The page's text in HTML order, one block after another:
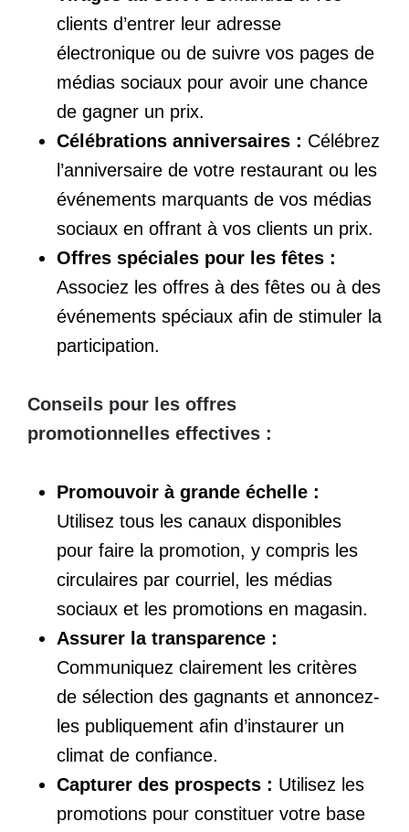
clients d’entrer leur adresse
électronique ou de suivre vos pages de
médias sociaux pour avoir une chance
de gagner un prix.
Célébrations anniversaires : Célébrez
l’anniversaire de votre restaurant ou les
événements marquants de vos médias
sociaux en offrant à vos clients un prix.
Offres spéciales pour les fêtes :
Associez les offres à des fêtes ou à des
événements spéciaux afin de stimuler la
participation.
Conseils pour les offres
promotionnelles effectives :
Promouvoir à grande échelle :
Utilisez tous les canaux disponibles
pour faire la promotion, y compris les
circulaires par courriel, les médias
sociaux et les promotions en magasin.
Assurer la transparence :
Communiquez clairement les critères
de sélection des gagnants et annoncez-
les publiquement afin d’instaurer un
climat de confiance.
Capturer des prospects : Utilisez les
promotions pour constituer votre base